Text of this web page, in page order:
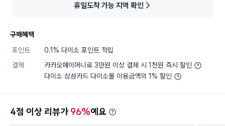
휴일도착 가능 지역 확인
구매혜택
포인트
0.1% 다이소 포인트 적립
결제
카카오페이머니로 3만원 이상 결제 시 1천원 즉시 할인
다이소 삼성카드 다이소몰 이용금액의 1% 할인
4점 이상 리뷰가 96%예요